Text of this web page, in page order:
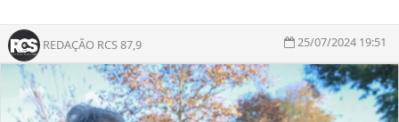
REDAÇÃO RCS 87,9 25/07/2024 19:51